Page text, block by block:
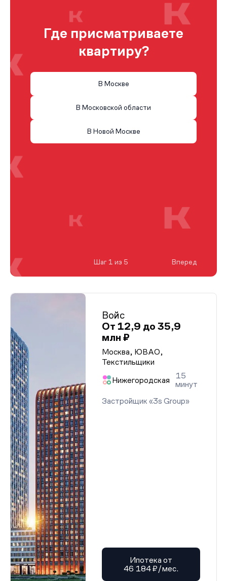
Войс
От 12,9 до 35,9
млн ₽
Москва, ЮВАО,
Текстильщики
Нижегородская
15
минут
Застройщик «3s Group»
Ипотека от
46 184 ₽/мес.
Где присматриваете
квартиру?
В Москве
В Московской области
В Новой Москве
Шаг 1 из 5 Вперед